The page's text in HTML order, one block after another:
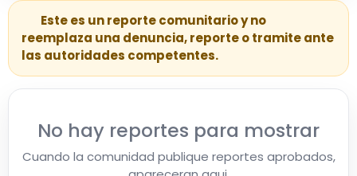
Este es un reporte comunitario y no
reemplaza una denuncia, reporte o tramite ante
las autoridades competentes.
No hay reportes para mostrar
Cuando la comunidad publique reportes aprobados,